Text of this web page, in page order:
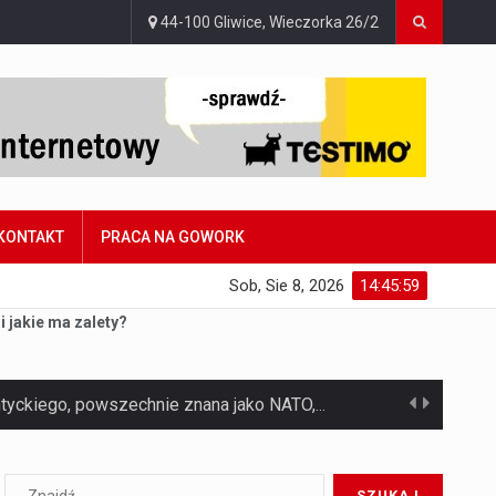
44-100 Gliwice, Wieczorka 26/2
PRACA NA GOWORK
14:46:00
Sob, Sie 8, 2026
jakie ma zalety?
Czym jest Organizacja Traktatu Północnoatlantyckiego? Organizacja Traktatu Północnoatlantyckiego, powszechnie znana jako NATO, to międzynarodowy sojusz polityczno-wojskowy, który powstał 4 kwietnia 1949 roku. Został założony przez…